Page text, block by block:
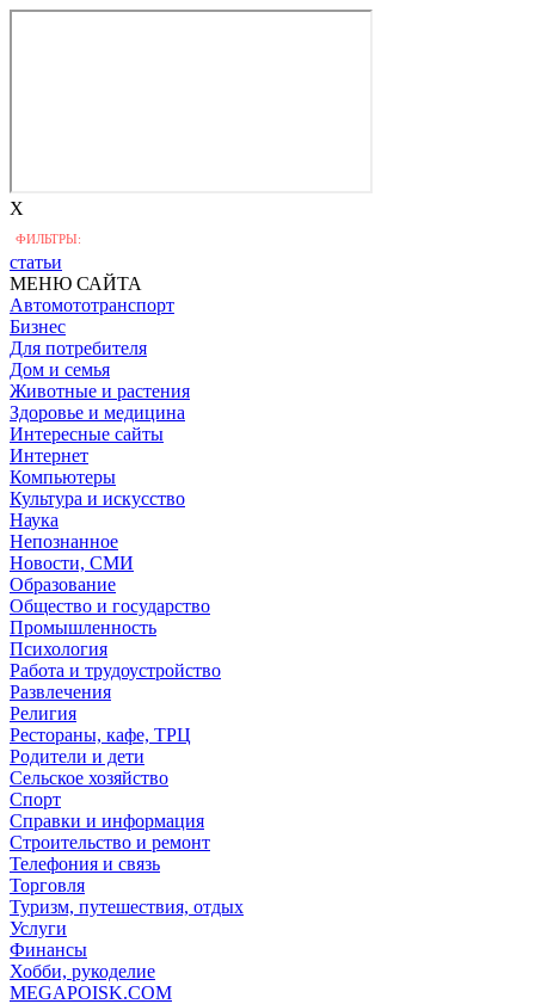
X
ФИЛЬТРЫ:
статьи
МЕНЮ САЙТА
Автомототранспорт
Бизнес
Для потребителя
Дом и семья
Животные и растения
Здоровье и медицина
Интересные сайты
Интернет
Компьютеры
Культура и искусство
Наука
Непознанное
Новости, СМИ
Образование
Общество и государство
Промышленность
Психология
Работа и трудоустройство
Развлечения
Религия
Рестораны, кафе, ТРЦ
Родители и дети
Сельское хозяйство
Спорт
Справки и информация
Строительство и ремонт
Телефония и связь
Торговля
Туризм, путешествия, отдых
Услуги
Финансы
Хобби, рукоделие
MEGAPOISK.COM